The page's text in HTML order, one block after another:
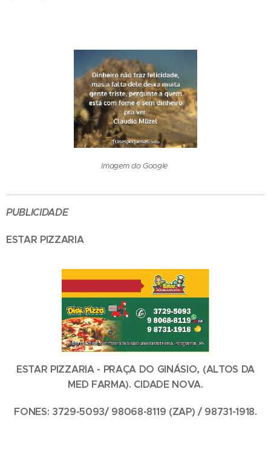
Imagem do Google
PUBLICIDADE
ESTAR PIZZARIA
ESTAR PIZZARIA - PRAÇA DO GINÁSIO, (ALTOS DA
MED FARMA). CIDADE NOVA.
FONES: 3729-5093/ 98068-8119 (ZAP) / 98731-1918.